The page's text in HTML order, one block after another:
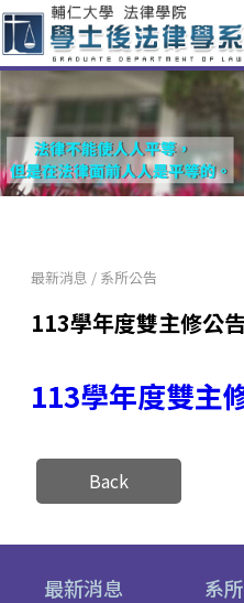
最新消息 / 系所公告
113學年度雙主修公告
113學年度雙主
Back
最新消息 系